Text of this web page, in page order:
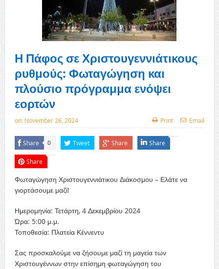
Η Πάφος σε Χριστουγεννιάτικους
ρυθμούς: Φωταγώγηση και
πλούσιο πρόγραμμα ενόψει
εορτών
on: November 26, 2024 Print Email
Share 0 Tweet Share Share
Share
Φωταγώγηση Χριστουγεννιάτικου Διάκοσμου – Ελάτε να
γιορτάσουμε μαζί!
Ημερομηνία: Τετάρτη, 4 Δεκεμβρίου 2024
Ώρα: 5:00 μ.μ.
Τοποθεσία: Πλατεία Κέννεντυ
Σας προσκαλούμε να ζήσουμε μαζί τη μαγεία των
Χριστουγέννων στην επίσημη φωταγώγηση του